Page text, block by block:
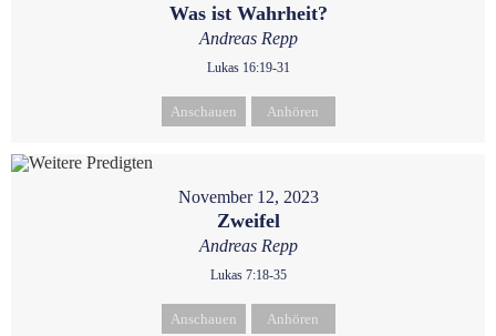
Was ist Wahrheit?
Andreas Repp
Lukas 16:19-31
Anschauen Anhören
November 12, 2023
Zweifel
Andreas Repp
Lukas 7:18-35
Anschauen Anhören